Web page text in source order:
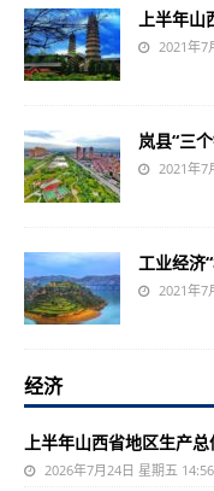
上半年山
2021年7
岚县“三
2021年7
工业经济
2021年7
经济
上半年山西省地区生产
2026年7月24日 星期五 14:56